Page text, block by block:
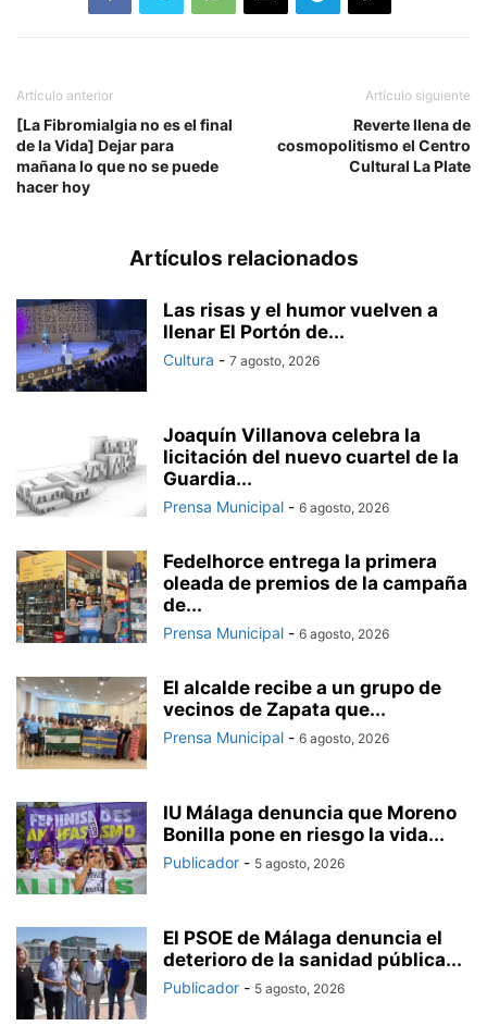
Artículo anterior
[La Fibromialgia no es el final
de la Vida] Dejar para
mañana lo que no se puede
hacer hoy
Artículo siguiente
Reverte llena de
cosmopolitismo el Centro
Cultural La Plate
Artículos relacionados
Las risas y el humor vuelven a
llenar El Portón de...
Cultura - 7 agosto, 2026
Joaquín Villanova celebra la
licitación del nuevo cuartel de la
Guardia...
Prensa Municipal - 6 agosto, 2026
Fedelhorce entrega la primera
oleada de premios de la campaña
de...
Prensa Municipal - 6 agosto, 2026
El alcalde recibe a un grupo de
vecinos de Zapata que...
Prensa Municipal - 6 agosto, 2026
IU Málaga denuncia que Moreno
Bonilla pone en riesgo la vida...
Publicador - 5 agosto, 2026
El PSOE de Málaga denuncia el
deterioro de la sanidad pública...
Publicador - 5 agosto, 2026